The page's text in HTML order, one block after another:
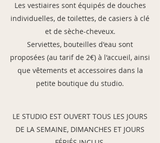
Les vestiaires sont équipés de douches
individuelles, de toilettes, de casiers à clé
et de sèche-cheveux.
Serviettes, bouteilles d'eau sont
proposées (au tarif de 2€) à l'accueil, ainsi
que vêtements et accessoires dans la
petite boutique du studio.
LE STUDIO EST OUVERT TOUS LES JOURS
DE LA SEMAINE, DIMANCHES ET JOURS